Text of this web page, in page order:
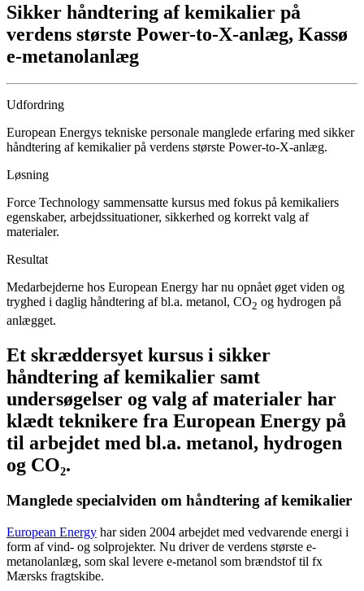
Sikker håndtering af kemikalier på
verdens største Power-to-X-anlæg, Kassø
e-metanolanlæg
Udfordring
European Energys tekniske personale manglede erfaring med sikker
håndtering af kemikalier på verdens største Power-to-X-anlæg.
Løsning
Force Technology sammensatte kursus med fokus på kemikaliers
egenskaber, arbejdssituationer, sikkerhed og korrekt valg af
materialer.
Resultat
Medarbejderne hos European Energy har nu opnået øget viden og
tryghed i daglig håndtering af bl.a. metanol, CO2 og hydrogen på
anlægget.
Et skræddersyet kursus i sikker
håndtering af kemikalier samt
undersøgelser og valg af materialer har
klædt teknikere fra European Energy på
til arbejdet med bl.a. metanol, hydrogen
og CO₂.
Manglede specialviden om håndtering af kemikalier
European Energy har siden 2004 arbejdet med vedvarende energi i
form af vind- og solprojekter. Nu driver de verdens største e-
metanolanlæg, som skal levere e-metanol som brændstof til fx
Mærsks fragtskibe.